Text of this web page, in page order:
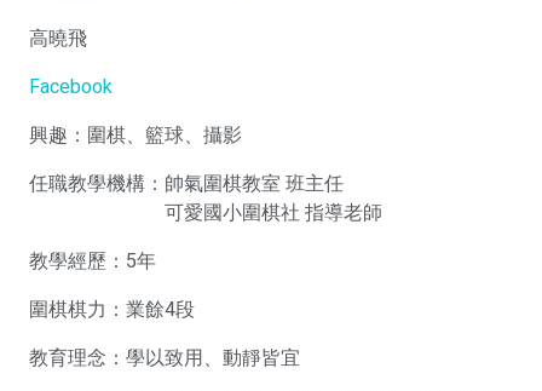
高曉飛
Facebook
興趣：圍棋、籃球、攝影
任職教學機構：帥氣圍棋教室 班主任
可愛國小圍棋社 指導老師
教學經歷：5年
圍棋棋力：業餘4段
教育理念：學以致用、動靜皆宜